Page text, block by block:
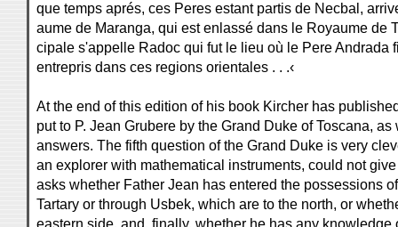
que temps aprés, ces Peres estant partis de Necbal,
aume de Maranga, qui est enlassé dans le Royaume de
cipale s'appelle Radoc qui fut le lieu où le Pere Andrada
entrepris dans ces regions orientales . . .‹
At the end of this edition of his book Kircher has
put to P. Jean Grubere by the Grand Duke of Toscana,
answers. The fifth question of the Grand Duke is very
an explorer with mathematical instruments, could not
asks whether Father Jean has entered the possessions
Tartary or through Usbek, which are to the north, or
eastern side, and, finally, whether he has any knowledge